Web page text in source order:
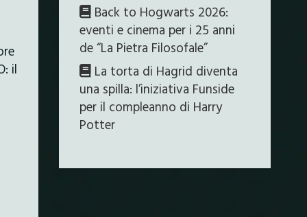
il
Back to Hogwarts 2026:
eventi e cinema per i 25 anni
de “La Pietra Filosofale”
La torta di Hagrid diventa
una spilla: l’iniziativa Funside
per il compleanno di Harry
Potter